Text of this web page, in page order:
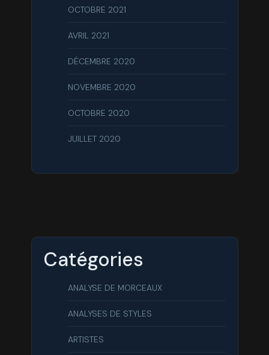
OCTOBRE 2021
AVRIL 2021
DÉCEMBRE 2020
NOVEMBRE 2020
OCTOBRE 2020
JUILLET 2020
Catégories
ANALYSE DE MORCEAUX
ANALYSES DE STYLES
ARTISTES